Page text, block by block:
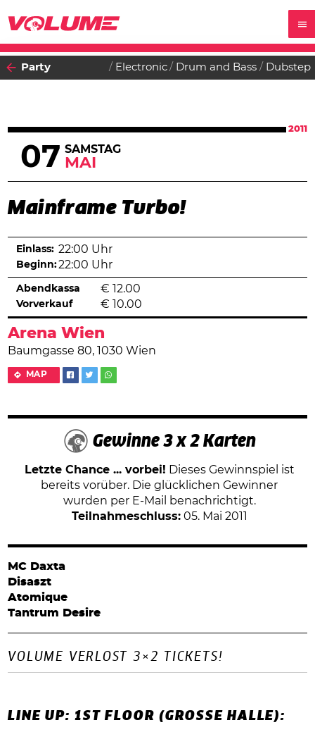
Party Electronic Drum and Bass Dubstep
2011
07 SAMSTAG
MAI
Mainframe Turbo!
Arena Wien
Baumgasse 80, 1030 Wien
MAP
Einlass: 22:00 Uhr
Beginn:22:00 Uhr
Abendkassa € 12.00
Vorverkauf € 10.00
Gewinne 3 x 2 Karten
Letzte Chance ... vorbei! Dieses Gewinnspiel ist
bereits vorüber. Die glücklichen Gewinner
wurden per E-Mail benachrichtigt.
Teilnahmeschluss:05. Mai 2011
MC Daxta
Disaszt
Atomique
Tantrum Desire
VOLUME VERLOST 3×2 TICKETS!
LINE UP: 1ST FLOOR (GROSSE HALLE):